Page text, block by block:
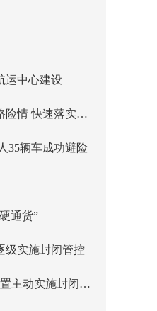
运中心建设
内蒙古丹锡高速发现洪水上路险情 快速落实主线封闭管控
35辆车成功避险
通货”
级实施封闭管控
甘肃205省道抓好快速排危处置主动实施封闭管控